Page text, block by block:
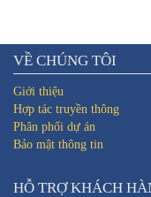
VỀ CHÚNG TÔI
Giới thiệu
Hợp tác truyền thông
Phân phối dự án
Bảo mật thông tin
HỖ TRỢ KHÁCH